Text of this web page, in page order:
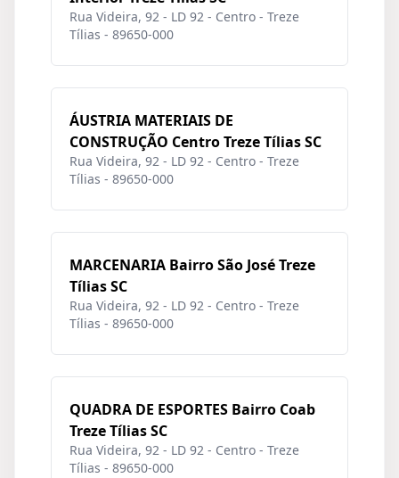
Rua Videira, 92 - LD 92 - Centro - Treze
Tílias - 89650-000
ÁUSTRIA MATERIAIS DE
CONSTRUÇÃO Centro Treze Tílias SC
Rua Videira, 92 - LD 92 - Centro - Treze
Tílias - 89650-000
MARCENARIA Bairro São José Treze
Tílias SC
Rua Videira, 92 - LD 92 - Centro - Treze
Tílias - 89650-000
QUADRA DE ESPORTES Bairro Coab
Treze Tílias SC
Rua Videira, 92 - LD 92 - Centro - Treze
Tílias - 89650-000